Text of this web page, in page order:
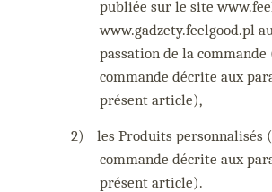
publiée sur le site
www.gadzety.feelgood.pl
passation de la
commande décrite aux
présent article),
2)
les Produits personnalisés
commande décrite aux
présent article).